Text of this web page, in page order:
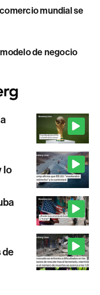
mundial se
de negocio
lo
de